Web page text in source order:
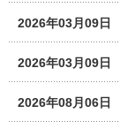
2026年03月09日
2026年03月09日
2026年08月06日